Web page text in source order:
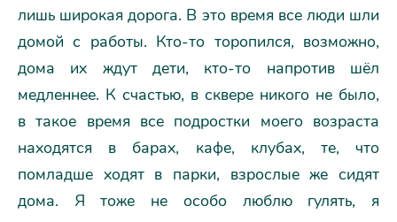
лишь широкая дорога. В это время все люди шли
домой с работы. Кто-то торопился, возможно,
дома их ждут дети, кто-то напротив шёл
медленнее. К счастью, в сквере никого не было,
в такое время все подростки моего возраста
находятся в барах, кафе, клубах, те, что
помладше ходят в парки, взрослые же сидят
дома. Я тоже не особо люблю гулять, я